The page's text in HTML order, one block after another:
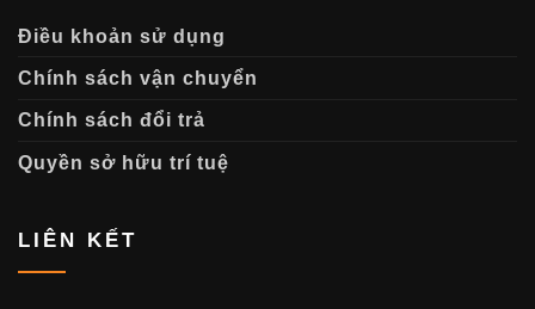
Điều khoản sử dụng
Chính sách vận chuyển
Chính sách đổi trả
Quyền sở hữu trí tuệ
LIÊN KẾT